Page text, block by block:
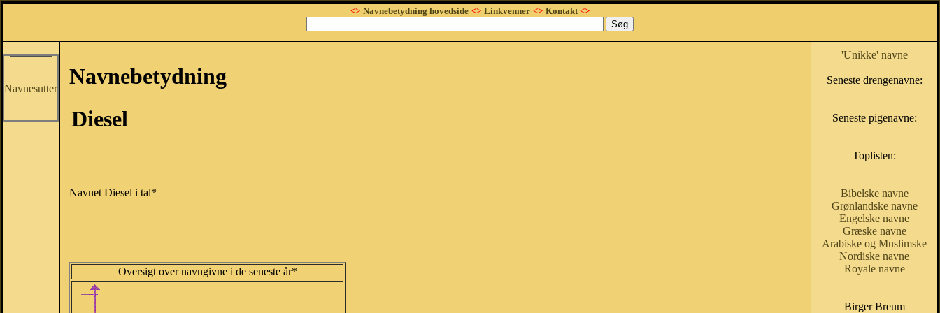
<> Navnebetydning hovedside <> Linkvenner <> Kontakt<>
Navnesutter
Navnebetydning
Diesel
Navnet Diesel i tal*
Oversigt over navngivne i de seneste år*
'Unikke' navne
Seneste drengenavne:
Seneste pigenavne:
Toplisten:
Bibelske navne
Grønlandske navne
Engelske navne
Græske navne
Arabiske og Muslimske
Nordiske navne
Royale navne
Birger Breum